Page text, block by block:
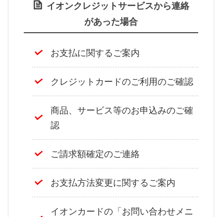
イオンクレジットサービスから連絡
があった場合
お支払に関するご案内
クレジットカードのご利用のご確認
商品、サービス等のお申込みのご確
認
ご請求額確定のご連絡
お支払方法変更に関するご案内
イオンカードの「お問い合わせメニ